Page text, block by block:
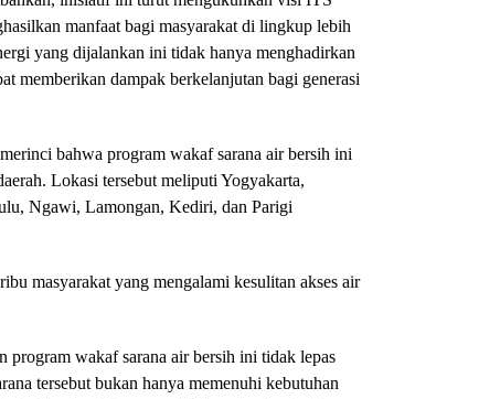
manfaat bagi masyarakat di lingkup lebih
yang dijalankan ini tidak hanya menghadirkan
memberikan dampak berkelanjutan bagi generasi
bahwa program wakaf sarana air bersih ini
Lokasi tersebut meliputi Yogyakarta,
Ngawi, Lamongan, Kediri, dan Parigi
masyarakat yang mengalami kesulitan akses air
wakaf sarana air bersih ini tidak lepas
tersebut bukan hanya memenuhi kebutuhan